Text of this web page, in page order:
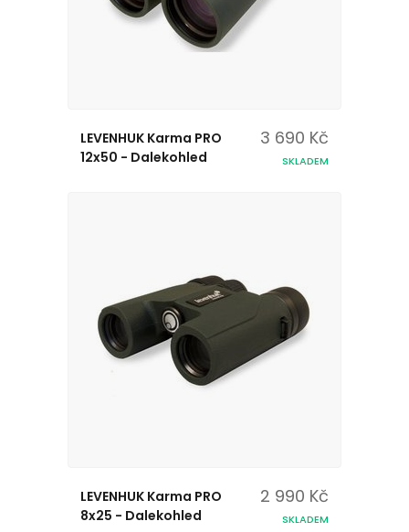
LEVENHUK Karma PRO
12x50 - Dalekohled
3 690 Kč
SKLADEM
LEVENHUK Karma PRO
8x25 - Dalekohled
2 990 Kč
SKLADEM